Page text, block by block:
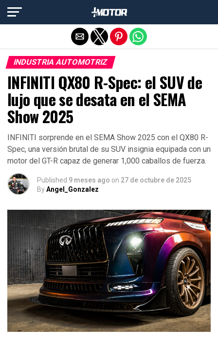
INDUSTRIA AUTOMOTRIZ
INFINITI QX80 R-Spec: el SUV de
lujo que se desata en el SEMA
Show 2025
INFINITI sorprende en el SEMA Show 2025 con el QX80 R-
Spec, una versión brutal de su SUV insignia equipada con un
motor del GT-R capaz de generar 1,000 caballos de fuerza.
Published 9 meses ago on 27 de octubre de 2025
ByAngel_Gonzalez
Salir de la versión móvil